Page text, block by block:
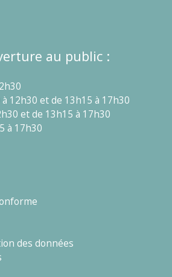
au public :
12h30 et de 13h15 à 17h30
et de 13h15 à 17h30
à 17h30
des données